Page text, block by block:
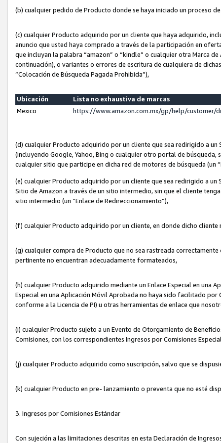
(b) cualquier pedido de Producto donde se haya iniciado un proceso
(c) cualquier Producto adquirido por un cliente que haya adquirido,
anuncio que usted haya comprado a través de la participación en
que incluyan la palabra “amazon” o “kindle” o cualquier otra Marca
continuación), o variantes o errores de escritura de cualquiera de
“Colocación de Búsqueda Pagada Prohibida”),
Ubicación
Lista no exhaustiva de marcas
Mexico
https://www.amazon.com.mx/gp/help/customer/
(d) cualquier Producto adquirido por un cliente que sea redirigido a
(incluyendo Google, Yahoo, Bing o cualquier otro portal de
cualquier sitio que participe en dicha red de motores de búsqueda (un
(e) cualquier Producto adquirido por un cliente que sea redirigido a un
Sitio de Amazon a través de un sitio intermedio, sin que el cliente
sitio intermedio (un “Enlace de Redireccionamiento”),
(f) cualquier Producto adquirido por un cliente, en donde dicho
(g) cualquier compra de Producto que no sea rastreada
pertinente no encuentran adecuadamente formateados,
(h) cualquier Producto adquirido mediante un Enlace Especial en una
Especial en una Aplicación Móvil Aprobada no haya sido facilitado
conforme a la Licencia de PI) u otras herramientas de enlace que
(i) cualquier Producto sujeto a un Evento de Otorgamiento de
Comisiones, con los correspondientes Ingresos por Comisiones
(j) cualquier Producto adquirido como suscripción, salvo que se
(k) cualquier Producto en pre- lanzamiento o preventa que no esté
3. Ingresos por Comisiones Estándar
Con sujeción a las limitaciones descritas en esta Declaración de